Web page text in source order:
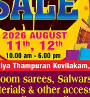
Facebook
Instagram